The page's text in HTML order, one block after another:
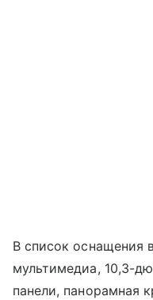
В список оснащения
мультимедиа, 10,3-
панели, панорамная